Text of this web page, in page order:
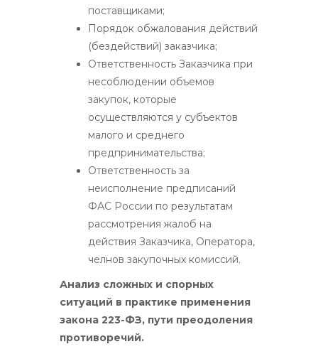
поставщиками;
Порядок обжалования действий
(бездействий) заказчика;
Ответственность Заказчика при
несоблюдении объемов
закупок, которые
осуществляются у субъектов
малого и среднего
предпринимательства;
Ответственность за
неисполнение предписаний
ФАС России по результатам
рассмотрения жалоб на
действия Заказчика, Оператора,
челнов закупочных комиссий.
Анализ сложных и спорных
ситуаций в практике применения
закона 223-ФЗ, пути преодоления
противоречий.